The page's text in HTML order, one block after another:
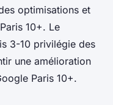
optimisations et
10+. Le
3-10 privilégie des
une amélioration
Paris 10+.